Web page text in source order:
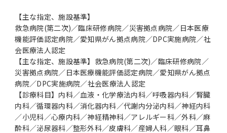
【主な指定、施設基準】
救急病院(第二次)／臨床研修病院／災害拠点病院／日本医療
機能評価認定病院／愛知県がん拠点病院／DPC実施病院／社
会医療法人認定
【主な指定、施設基準】救急病院(第二次)／臨床研修病院／
災害拠点病院／日本医療機能評価認定病院／愛知県がん拠点
病院／DPC実施病院／社会医療法人認定
【診療科目】内科／血液・化学療法内科／呼吸器内科／腎臓
内科／循環器内科／消化器内科／代謝内分泌内科／神経内科
／小児科／心療内科／神経精神科／アレルギー科／外科／麻
酔科／泌尿器科／整形外科／皮膚科／産婦人科／眼科／耳鼻